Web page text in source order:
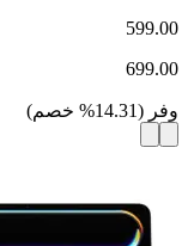
599.00
699.00
وفر (
14.31
% خصم)